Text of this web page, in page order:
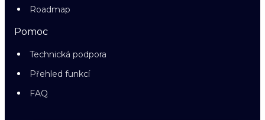
Roadmap
Pomoc
Technická podpora
Přehled funkcí
FAQ